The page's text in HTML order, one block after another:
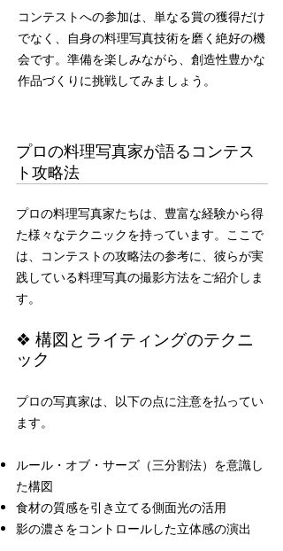
コンテストへの参加は、単なる賞の獲得だけ
でなく、自身の料理写真技術を磨く絶好の機
会です。準備を楽しみながら、創造性豊かな
作品づくりに挑戦してみましょう。
プロの料理写真家が語るコンテス
ト攻略法
プロの料理写真家たちは、豊富な経験から得
た様々なテクニックを持っています。ここで
は、コンテストの攻略法の参考に、彼らが実
践している料理写真の撮影方法をご紹介しま
す。
❖ 構図とライティングのテクニ
ック
プロの写真家は、以下の点に注意を払ってい
ます。
ルール・オブ・サーズ（三分割法）を意識し
た構図
食材の質感を引き立てる側面光の活用
影の濃さをコントロールした立体感の演出